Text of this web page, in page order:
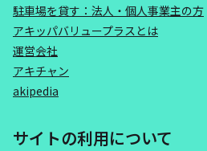
駐車場を貸す：法人・個人事業主の方
アキッパバリュープラスとは
運営会社
アキチャン
akipedia
サイトの利用について